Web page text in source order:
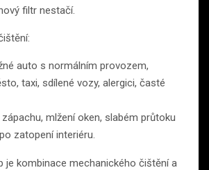
filtr nestačí.
auto s normálním provozem,
taxi, sdílené vozy, alergici, časté
mlžení oken, slabém průtoku
zatopení interiéru.
je kombinace mechanického čištění a